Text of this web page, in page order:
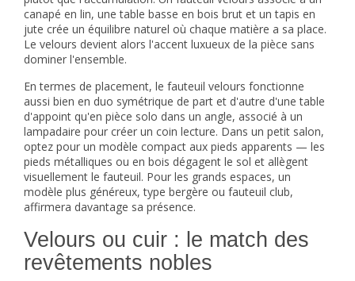
canapé en lin, une table basse en bois brut et un tapis en
jute crée un équilibre naturel où chaque matière a sa place.
Le velours devient alors l'accent luxueux de la pièce sans
dominer l'ensemble.
En termes de placement, le fauteuil velours fonctionne
aussi bien en duo symétrique de part et d'autre d'une table
d'appoint qu'en pièce solo dans un angle, associé à un
lampadaire pour créer un coin lecture. Dans un petit salon,
optez pour un modèle compact aux pieds apparents — les
pieds métalliques ou en bois dégagent le sol et allègent
visuellement le fauteuil. Pour les grands espaces, un
modèle plus généreux, type bergère ou fauteuil club,
affirmera davantage sa présence.
Velours ou cuir : le match des
revêtements nobles